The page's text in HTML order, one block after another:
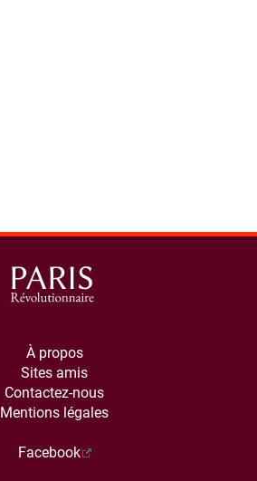
À propos
Sites amis
Contactez-nous
Mentions légales
Facebook